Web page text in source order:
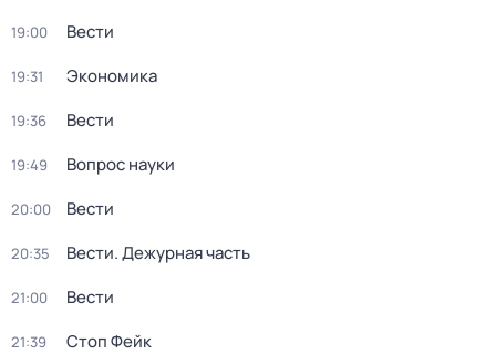
19:00 Вести
19:31 Экономика
19:36 Вести
19:49 Вопрос науки
20:00 Вести
20:35 Вести. Дежурная часть
21:00 Вести
21:39 Стоп Фейк